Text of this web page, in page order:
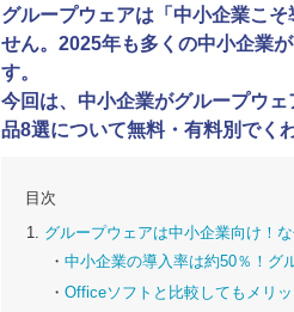
グループウェアは「中小企業こ
せん。2025年も多くの中小企業
す。
今回は、中小企業がグループウ
品8選について無料・有料別でく
目次
グループウェアは中小企業向け！
中小企業の導入率は約50％！グ
Officeソフトと比較してもメリ